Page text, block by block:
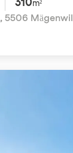
m²
, 5506 Mägenwil